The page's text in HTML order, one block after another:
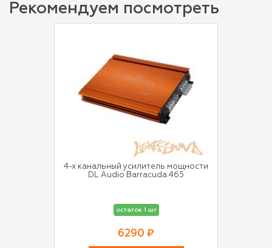
Рекомендуем посмотреть
4-х канальный усилитель мощности
DL Audio Barracuda 465
остаток 1 шт
6290 ₽